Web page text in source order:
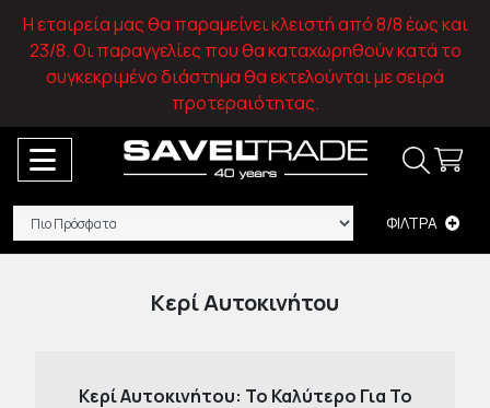
Η εταιρεία μας θα παραμείνει κλειστή από 8/8 έως και
23/8. Οι παραγγελίες που θα καταχωρηθούν κατά το
συγκεκριμένο διάστημα θα εκτελούνται με σειρά
προτεραιότητας.
ΦΙΛΤΡΑ
Κερί Αυτοκινήτου
Κερί Αυτοκινήτου: Το Καλύτερο Για Το